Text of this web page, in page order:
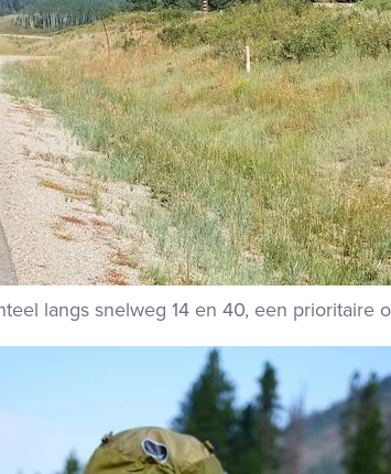
langs snelweg 14 en 40, een prioritaire